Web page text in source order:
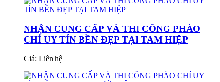
NHẬN CUNG CẤP VÀ THI CÔNG PHÀO
CHỈ UY TÍN BỀN ĐẸP TẠI TAM HIỆP
Giá: Liên hệ